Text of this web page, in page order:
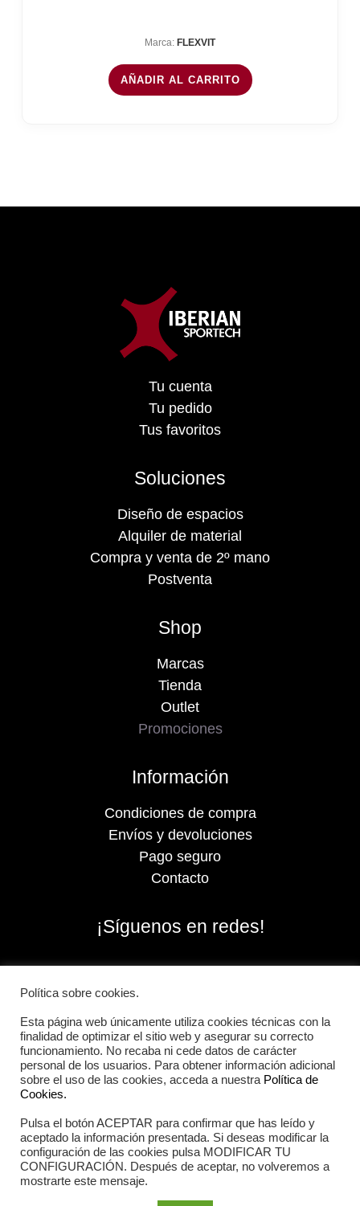
Marca: FLEXVIT
AÑADIR AL CARRITO
Tu cuenta
Tu pedido
Tus favoritos
Soluciones
Diseño de espacios
Alquiler de material
Compra y venta de 2º mano
Postventa
Shop
Marcas
Tienda
Outlet
Promociones
Información
Condiciones de compra
Envíos y devoluciones
Pago seguro
Contacto
¡Síguenos en redes!
2026 Iberian Sportech © Todos los derechos
reservados.
Política sobre cookies.
Esta página web únicamente utiliza cookies técnicas con la
finalidad de optimizar el sitio web y asegurar su correcto
funcionamiento. No recaba ni cede datos de carácter
personal de los usuarios. Para obtener información adicional
sobre el uso de las cookies, acceda a nuestra Política de
Cookies.
Pulsa el botón ACEPTAR para confirmar que has leído y
aceptado la información presentada. Si deseas modificar la
configuración de las cookies pulsa MODIFICAR TU
CONFIGURACIÓN. Después de aceptar, no volveremos a
mostrarte este mensaje.